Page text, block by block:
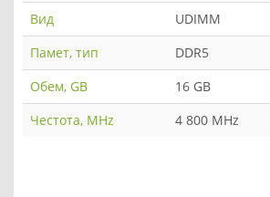
Вид
UDIMM
Памет, тип
DDR5
Обем, GB
16 GB
Честота, MHz
4 800 MHz